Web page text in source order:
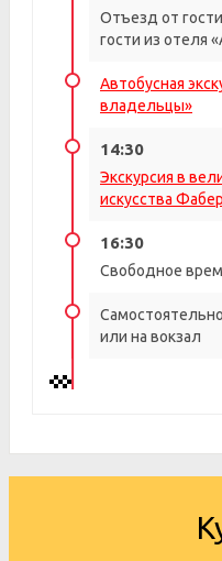
Отъезд от
гости из отеля
Автобусная
владельцы»
14:30
Экскурсия в
искусства
16:30
Свободное
или на вокзал